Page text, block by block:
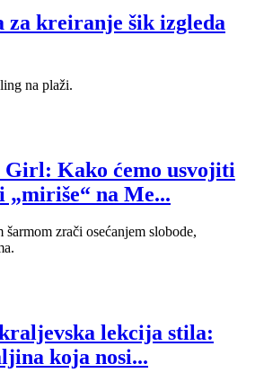
za kreiranje šik izgleda
na plaži.
Kako ćemo usvojiti
na Me...
zrači osećanjem slobode,
lekcija stila:
koja nosi...